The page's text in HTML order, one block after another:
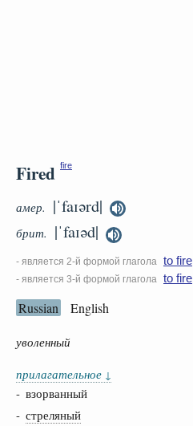
Fired fire
амер. |ˈfaɪərd|
брит. |ˈfaɪəd|
- является 2-й формой глагола to fire
- является 3-й формой глагола to fire
Russian English
уволенный
прилагательное ↓
- взорванный
- стреляный